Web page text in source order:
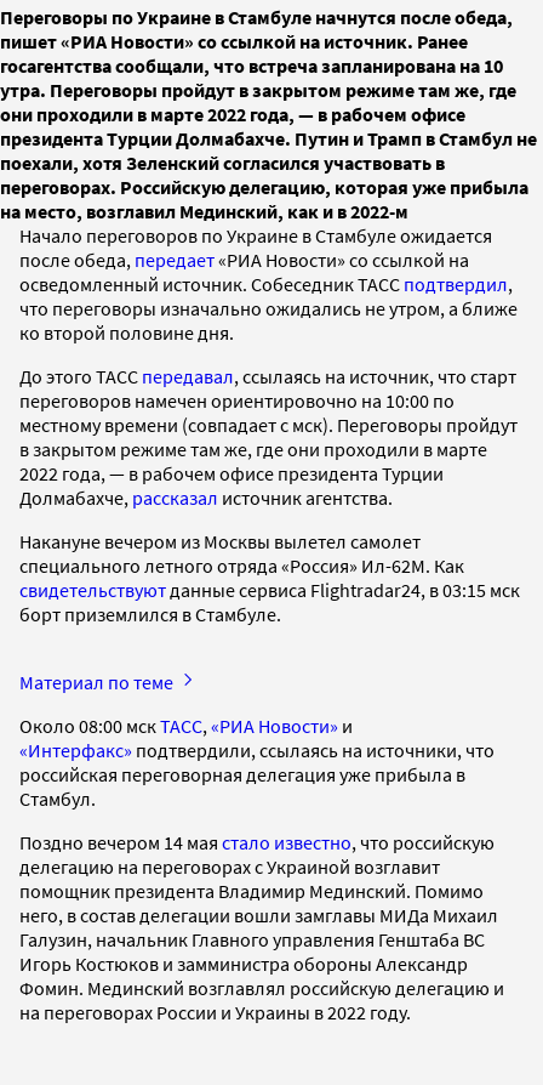
Переговоры по Украине в Стамбуле начнутся после обеда,
пишет «РИА Новости» со ссылкой на источник. Ранее
госагентства сообщали, что встреча запланирована на 10
утра. Переговоры пройдут в закрытом режиме там же, где
они проходили в марте 2022 года, — в рабочем офисе
президента Турции Долмабахче. Путин и Трамп в Стамбул не
поехали, хотя Зеленский согласился участвовать в
переговорах. Российскую делегацию, которая уже прибыла
на место, возглавил Мединский, как и в 2022-м
Начало переговоров по Украине в Стамбуле ожидается
после обеда, передает«РИА Новости» со ссылкой на
осведомленный источник. Собеседник ТАСС подтвердил,
что переговоры изначально ожидались не утром, а ближе
ко второй половине дня.
До этого ТАСС передавал, ссылаясь на источник, что старт
переговоров намечен ориентировочно на 10:00 по
местному времени (совпадает с мск). Переговоры пройдут
в закрытом режиме там же, где они проходили в марте
2022 года, — в рабочем офисе президента Турции
Долмабахче, рассказал источник агентства.
Накануне вечером из Москвы вылетел самолет
специального летного отряда «Россия» Ил-62М. Как
свидетельствуют данные сервиса Flightradar24, в 03:15 мск
борт приземлился в Стамбуле.
Материал по теме
Около 08:00 мскТАСС, «РИА Новости» и
«Интерфакс» подтвердили, ссылаясь на источники, что
российская переговорная делегация уже прибыла в
Стамбул.
Поздно вечером 14 мая стало известно, что российскую
делегацию на переговорах с Украиной возглавит
помощник президента Владимир Мединский. Помимо
него, в состав делегации вошли замглавы МИДа Михаил
Галузин, начальник Главного управления Генштаба ВС
Игорь Костюков и замминистра обороны Александр
Фомин. Мединский возглавлял российскую делегацию и
на переговорах России и Украины в 2022 году.